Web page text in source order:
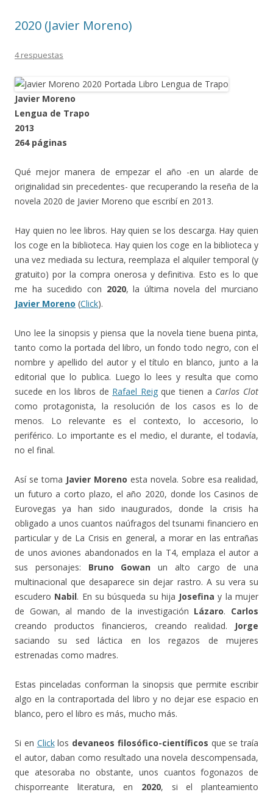
2020 (Javier Moreno)
4 respuestas
Javier Moreno
Lengua de Trapo
2013
264 páginas
Qué mejor manera de empezar el año -en un alarde de
originalidad sin precedentes- que recuperando la reseña de la
novela 2020 de Javier Moreno que escribí en 2013.
Hay quien no lee libros. Hay quien se los descarga. Hay quien
los coge en la biblioteca. Hay quien los coge en la biblioteca y
una vez mediada su lectura, reemplaza el alquiler temporal (y
gratuito) por la compra onerosa y definitiva. Esto es lo que
me ha sucedido con 2020, la última novela del murciano
Javier Moreno (Click).
Uno lee la sinopsis y piensa que la novela tiene buena pinta,
tanto como la portada del libro, un fondo todo negro, con el
nombre y apellido del autor y el título en blanco, junto a la
editorial que lo publica. Luego lo lees y resulta que como
sucede en los libros de Rafael Reigque tienen a Carlos Clot
como protagonista, la resolución de los casos es lo de
menos. Lo relevante es el contexto, lo accesorio, lo
periférico. Lo importante es el medio, el durante, el todavía,
no el final.
Así se toma Javier Moreno esta novela. Sobre esa realidad,
un futuro a corto plazo, el año 2020, donde los Casinos de
Eurovegas ya han sido inaugurados, donde la crisis ha
obligado a unos cuantos naúfragos del tsunami financiero en
particular y de La Crisis en general, a morar en las entrañas
de unos aviones abandonados en la T4, emplaza el autor a
sus personajes: Bruno Gowan un alto cargo de una
multinacional que desaparece sin dejar rastro. A su vera su
escudero Nabil. En su búsqueda su hija Josefina y la mujer
de Gowan, al mando de la investigación Lázaro. Carlos
creando productos financieros, creando realidad.
Jorge
saciando su sed láctica en los regazos de mujeres
estrenadas como madres.
Estas pinceladas conforman la sinopsis que permite escribir
algo en la contraportada del libro y no dejar ese espacio en
blanco, pero el libro es más, mucho más.
Si en Clicklos devaneos filosófico-científicos que se traía
el autor, daban como resultado una novela descompensada,
que atesoraba no obstante, unos cuantos fogonazos de
chisporreante literatura, en 2020, si el planteamiento